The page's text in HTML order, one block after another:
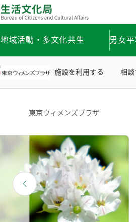
地域活動・多文化共生 男女
施設を利用する 相談
東京ウィメンズプラザ